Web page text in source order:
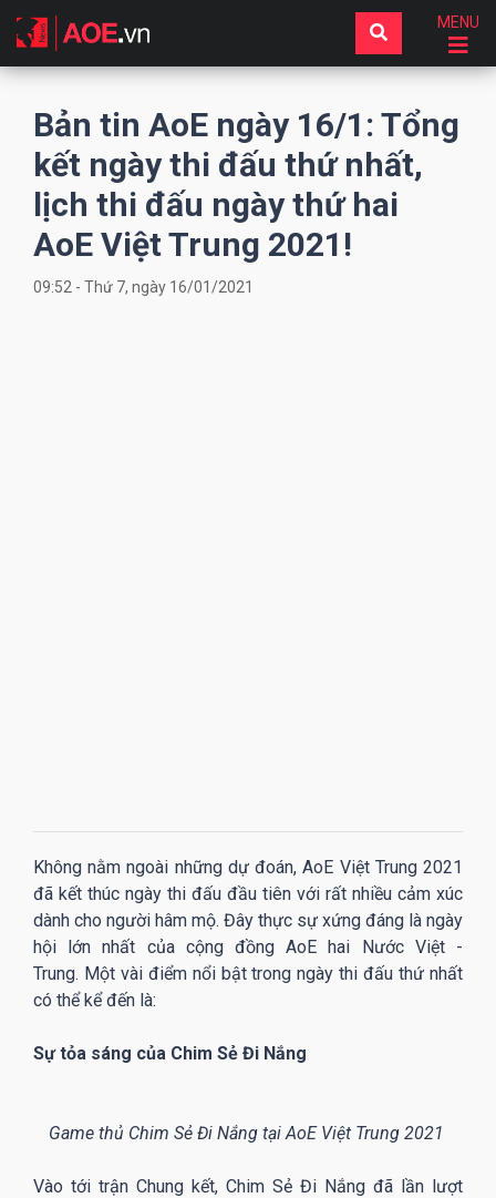
MENU
Bản tin AoE ngày 16/1: Tổng
kết ngày thi đấu thứ nhất,
lịch thi đấu ngày thứ hai
AoE Việt Trung 2021!
09:52 - Thứ 7, ngày 16/01/2021
Không nằm ngoài những dự đoán, AoE Việt Trung 2021
đã kết thúc ngày thi đấu đầu tiên với rất nhiều cảm xúc
dành cho người hâm mộ. Đây thực sự xứng đáng là ngày
hội lớn nhất của cộng đồng AoE hai Nước Việt -
Trung. Một vài điểm nổi bật trong ngày thi đấu thứ nhất
có thể kể đến là:
Sự tỏa sáng của Chim Sẻ Đi Nắng
Game thủ Chim Sẻ Đi Nắng tại AoE Việt Trung 2021
Vào tới trận Chung kết, Chim Sẻ Đi Nắng đã lần lượt